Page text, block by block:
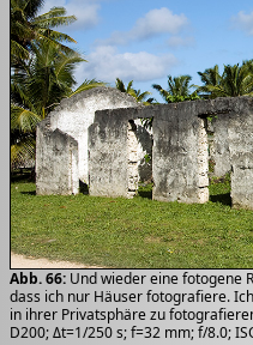
Abb. 66: Und wieder eine fotogene
dass ich nur Häuser fotografiere.
in ihrer Privatsphäre zu
D200; Δt=1/250 s; f=32 mm; f/8.0;